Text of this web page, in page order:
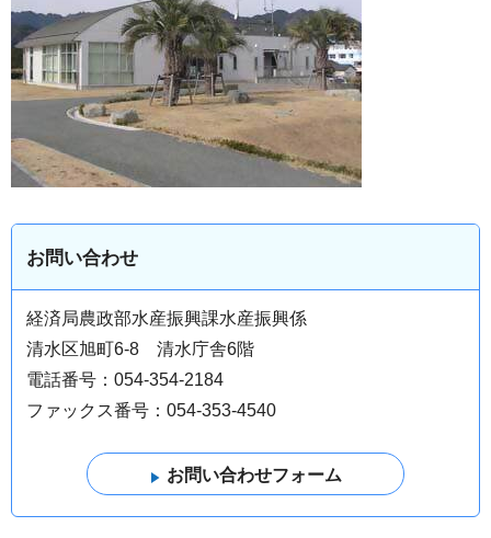
お問い合わせ
経済局農政部水産振興課水産振興係
清水区旭町6-8 清水庁舎6階
電話番号：054-354-2184
ファックス番号：054-353-4540